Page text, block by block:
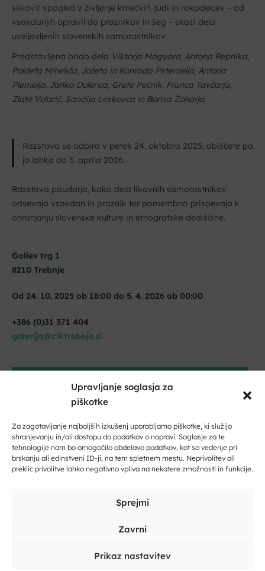
Upravljanje soglasja za
piškotke
Za zagotavljanje najboljših izkušenj uporabljamo piškotke, ki služijo
shranjevanju in/ali dostopu do podatkov o napravi. Soglasje za te
tehnologije nam bo omogočilo obdelavo podatkov, kot so vedenje pri
brskanju ali edinstveni ID-ji, na tem spletnem mestu. Neprivolitev ali
preklic privolitve lahko negativno vpliva na nekatere zmožnosti in funkcije.
Sprejmi
Zavrni
Prikaz nastavitev
slikovit vpogled v življenje kmečkih ljudi in rokodelcev – od
vsakdanjih opravil do praznikov in šeg – skozi dela
uveljavljenih slovenskih samorastnikov.
Predstavljena bodo dela Viktorja Magyara, Antona Repnika,
Poldeta Miheliča, Jožeta in Konrada Peternelja, Antona
Plemelja, Janka Dolenca, Grete Pečnik, Franca Tavčarja,
Zlate Volarič, Sandija Leskovca in Borisa Žoharja.
Razstava se odpira v petek 24. oktobra 2025, obiščete pa
jo lahko do 5. aprila 2026.
Razstava poudarja, kako dela likovnih samorastnikov
odsevajo vsakdan in praznik ter pomembno prispevajo k
ohranjanju slovenske kulture in etnografske dediščine.
Goliev trg 1
8210 Trebnje
Od 24. 10. 2025 ob 18:00 do 5. 4. 2026 ob 00:00
+386 (0)31 371 404
galerija@ciktrebnje.si
SPLETNA STRAN
trženje in omogočiti to vsebino
Dobrodošli na Dolenjskem!
Zaupajte nam vaš e-naslov in ničesar ne boste zamudili.
Vpišite svoje ime in priimek
Kliknite, če želite sprejeti piškotke